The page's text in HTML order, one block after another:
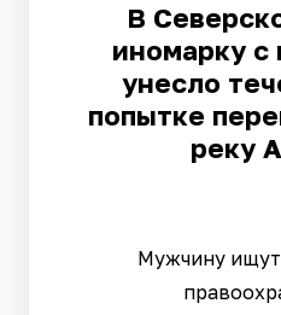
В
иномарку с
унесло
попытке
реку
Мужчину ищут